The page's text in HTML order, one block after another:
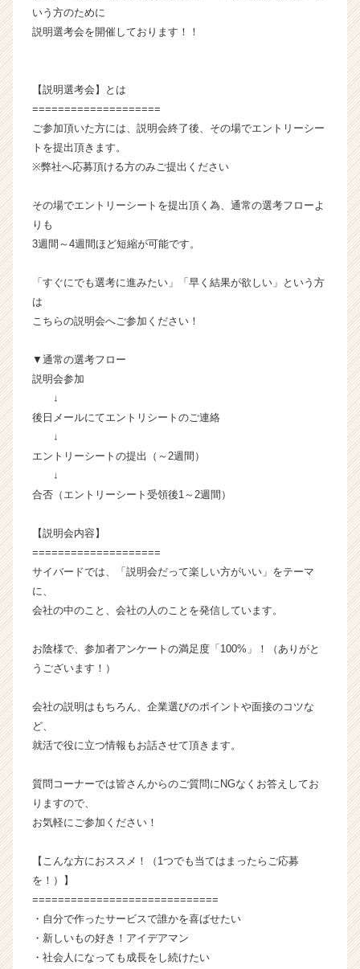
ス
が
届
活
イ
チ
キ
ャ
ア
r
e
いう方のために
説明選考会を開催しております！！
【説明選考会】とは
====================
ご参加頂いた方には、説明会終了後、その場でエントリーシー
トを提出頂きます。
※弊社へ応募頂ける方のみご提出ください
その場でエントリーシートを提出頂く為、通常の選考フローよ
りも
3週間～4週間ほど短縮が可能です。
「すぐにでも選考に進みたい」「早く結果が欲しい」という方
は
こちらの説明会へご参加ください！
▼通常の選考フロー
説明会参加
↓
後日メールにてエントリシートのご連絡
↓
エントリーシートの提出（～2週間）
↓
合否（エントリーシート受領後1～2週間）
【説明会内容】
====================
サイバードでは、「説明会だって楽しい方がいい」をテーマ
に、
会社の中のこと、会社の人のことを発信しています。
お陰様で、参加者アンケートの満足度「100%」！（ありがと
うございます！）
会社の説明はもちろん、企業選びのポイントや面接のコツな
ど、
就活で役に立つ情報もお話させて頂きます。
質問コーナーでは皆さんからのご質問にNGなくお答えしてお
りますので、
お気軽にご参加ください！
【こんな方におススメ！（1つでも当てはまったらご応募
を！）】
=============================
・自分で作ったサービスで誰かを喜ばせたい
・新しいもの好き！アイデアマン
・社会人になっても成長をし続けたい